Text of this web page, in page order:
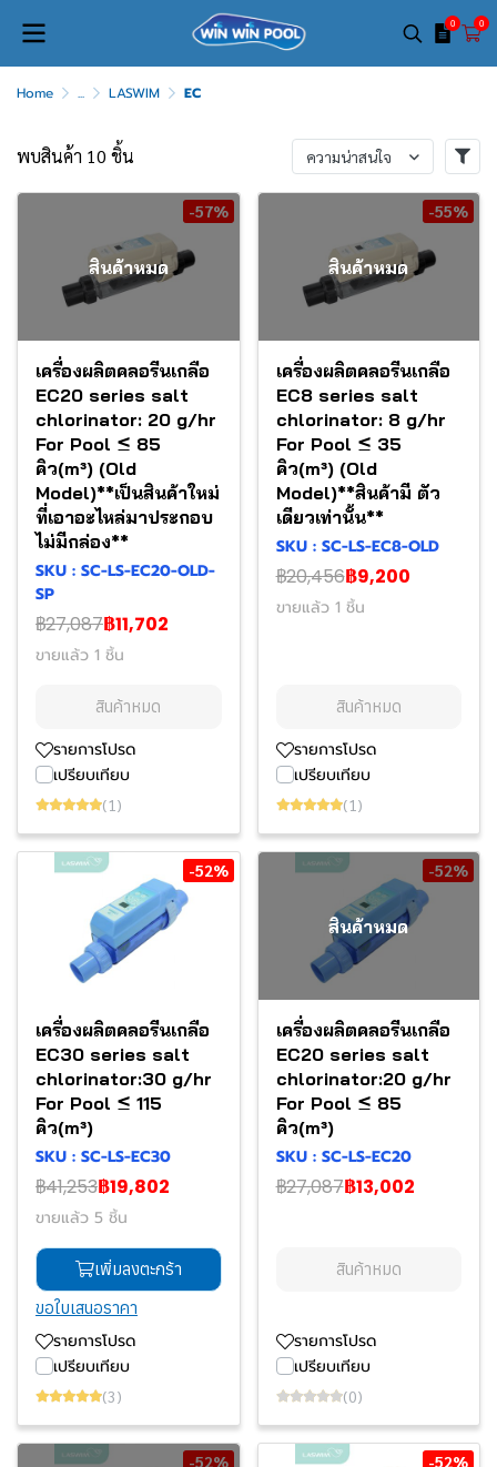
0 0
Home ... LASWIM EC
พบสินค้า 10 ชิ้น ความน่าสนใจ
-57%
สินค้าหมด
เครื่องผลิตคลอรีนเกลือ
EC20 series salt
chlorinator: 20 g/hr
For Pool ≤ 85
คิว(m³) (Old
Model)**เป็นสินค้าใหม่
ที่เอาอะไหล่มาประกอบ
ไม่มีกล่อง**
SKU : SC-LS-EC20-OLD-
SP
฿27,087฿11,702
ขายแล้ว 1 ชิ้น
สินค้าหมด
รายการโปรด
เปรียบเทียบ
(1)
-55%
สินค้าหมด
เครื่องผลิตคลอรีนเกลือ
EC8 series salt
chlorinator: 8 g/hr
For Pool ≤ 35
คิว(m³) (Old
Model)**สินค้ามี ตัว
เดียวเท่านั้น**
SKU : SC-LS-EC8-OLD
฿20,456฿9,200
ขายแล้ว 1 ชิ้น
สินค้าหมด
รายการโปรด
เปรียบเทียบ
(1)
-52%
เครื่องผลิตคลอรีนเกลือ
EC30 series salt
chlorinator:30 g/hr
For Pool ≤ 115
คิว(m³)
SKU : SC-LS-EC30
฿41,253฿19,802
ขายแล้ว 5 ชิ้น
เพิ่มลงตะกร้า
ขอใบเสนอราคา
รายการโปรด
เปรียบเทียบ
(3)
-52%
สินค้าหมด
เครื่องผลิตคลอรีนเกลือ
EC20 series salt
chlorinator:20 g/hr
For Pool ≤ 85
คิว(m³)
SKU : SC-LS-EC20
฿27,087฿13,002
สินค้าหมด
รายการโปรด
เปรียบเทียบ
(0)
-52% -52%